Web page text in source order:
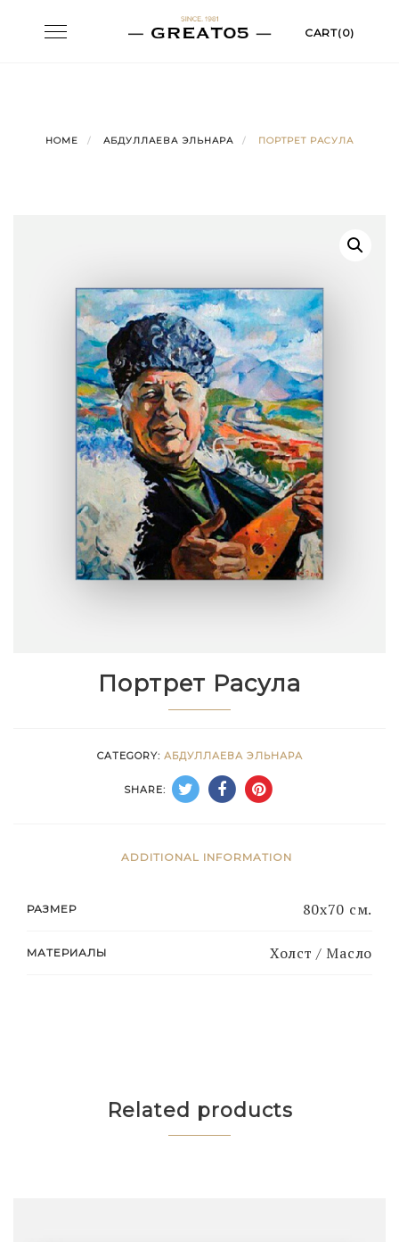
Toggle CART(0)
HOME АБДУЛЛАЕВА ЭЛЬНАРА ПОРТРЕТ РАСУЛА
Портрет Расула
CATEGORY: АБДУЛЛАЕВА ЭЛЬНАРА
SHARE:
ADDITIONAL INFORMATION
РАЗМЕР 80х70 см.
МАТЕРИАЛЫ Холст / Масло
Related products